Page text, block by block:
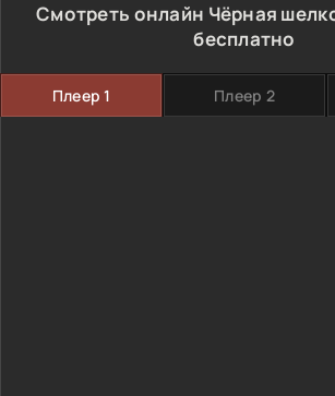
Смотреть онлайн Чёрная
бесплатно
Плеер 1 Плеер 2